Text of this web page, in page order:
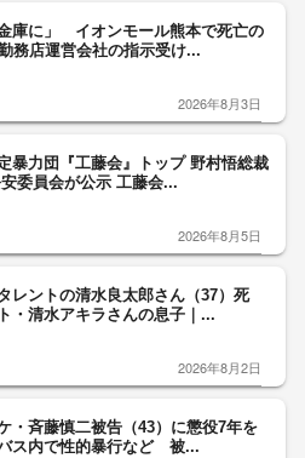
金庫に」 イオンモール熊本で死亡の
務店運営会社の指示受け...
2026年8月3日
暴力団『工藤会』トップ 野村悟総裁
委員会が公示 工藤会...
2026年8月5日
レントの清水良太郎さん（37）死
清水アキラさんの息子｜...
2026年8月2日
・斉藤慎二被告（43）に懲役7年を
ス内で性的暴行など 被...